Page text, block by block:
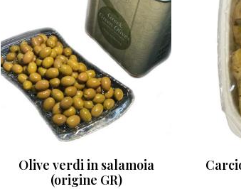
Olive verdi in salamoia
(origine GR)